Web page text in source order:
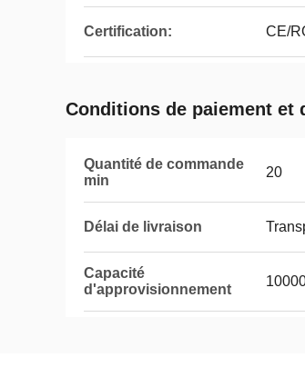
Certification: CE/
Conditions de paiement et
Quantité de commande
min
20
Délai de livraison
Capacité
d'approvisionnement